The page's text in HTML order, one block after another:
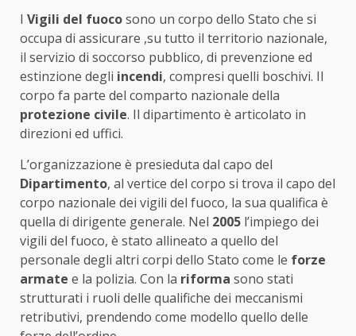
I Vigili del fuocosono un corpo dello Stato che si
occupa di assicurare ,su tutto il territorio nazionale,
il servizio di soccorso pubblico, di prevenzione ed
estinzione degli incendi, compresi quelli boschivi. Il
corpo fa parte del comparto nazionale della
protezione civile. Il dipartimento è articolato in
direzioni ed uffici.
L’organizzazione è presieduta dal capo del
Dipartimento, al vertice del corpo si trova il capo del
corpo nazionale dei vigili del fuoco, la sua qualifica è
quella di dirigente generale. Nel 2005 l’impiego dei
vigili del fuoco, è stato allineato a quello del
personale degli altri corpi dello Stato come le forze
armate e la polizia. Con la riforma sono stati
strutturati i ruoli delle qualifiche dei meccanismi
retributivi, prendendo come modello quello delle